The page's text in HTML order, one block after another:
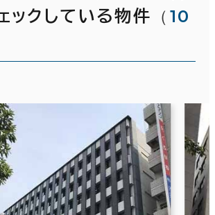
ックしている物件
（ 10